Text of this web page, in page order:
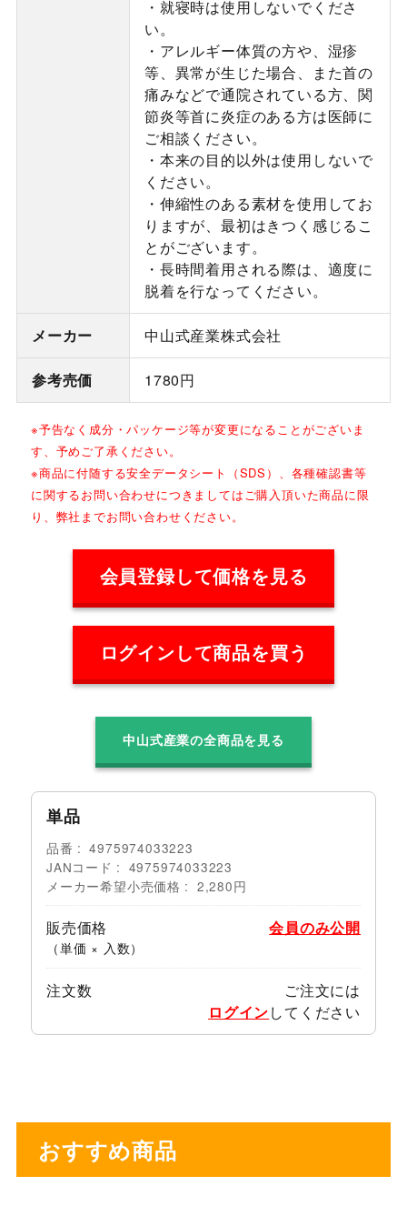
・就寝時は使用しないでくださ
い。
・アレルギー体質の方や、湿疹
等、異常が生じた場合、また首の
痛みなどで通院されている方、関
節炎等首に炎症のある方は医師に
ご相談ください。
・本来の目的以外は使用しないで
ください。
・伸縮性のある素材を使用してお
りますが、最初はきつく感じるこ
とがございます。
・長時間着用される際は、適度に
脱着を行なってください。
メーカー 中山式産業株式会社
参考売価 1780円
※予告なく成分・パッケージ等が変更になることがございま
す、予めご了承ください。
※商品に付随する安全データシート（SDS）、各種確認書等
に関するお問い合わせにつきましてはご購入頂いた商品に限
り、弊社までお問い合わせください。
会員登録して価格を見る
ログインして商品を買う
中山式産業の全商品を見る
単品
品番
4975974033223
JANコード
4975974033223
メーカー希望小売価格
2,280円
販売価格
（単価 × 入数）
会員のみ公開
注文数
ご注文には
ログインしてください
おすすめ商品